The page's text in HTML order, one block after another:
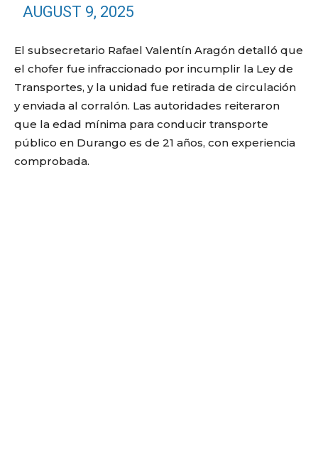
AUGUST 9, 2025
El subsecretario Rafael Valentín Aragón detalló que
el chofer fue infraccionado por incumplir la Ley de
Transportes, y la unidad fue retirada de circulación
y enviada al corralón. Las autoridades reiteraron
que la edad mínima para conducir transporte
público en Durango es de 21 años, con experiencia
comprobada.